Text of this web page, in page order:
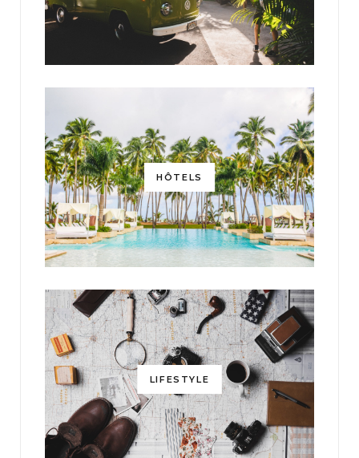
HÔTELS
LIFESTYLE